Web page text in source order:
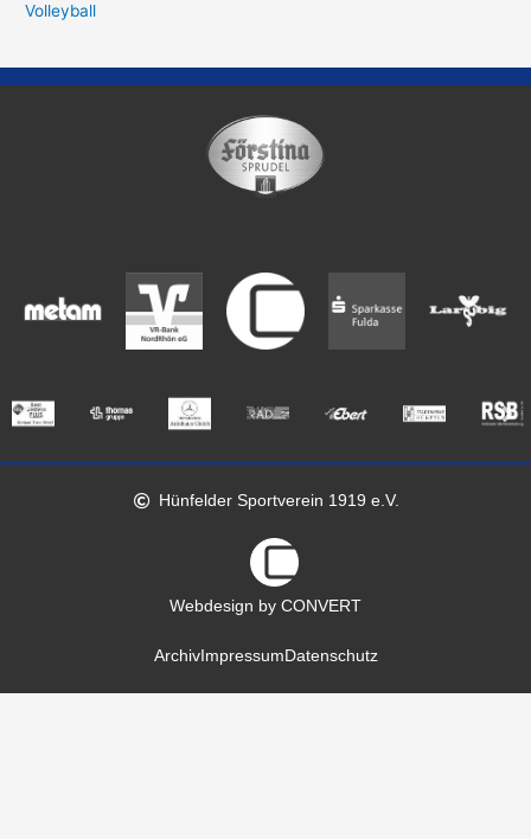
Volleyball
Hünfelder Sportverein 1919 e.V.
Webdesign by CONVERT
ArchivImpressumDatenschutz